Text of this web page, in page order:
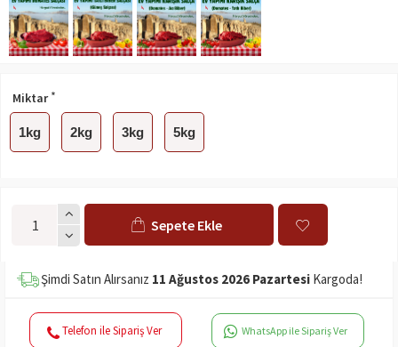
Miktar
1kg 2kg 3kg 5kg
Sepete Ekle
Şimdi Satın Alırsanız 11 Ağustos 2026 Pazartesi Kargoda!
Telefon ile Sipariş Ver WhatsApp ile Sipariş Ver